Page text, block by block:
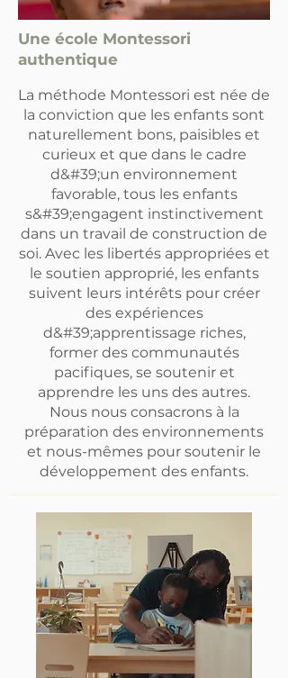
Une école Montessori
authentique
La méthode Montessori est née de
la conviction que les enfants sont
naturellement bons, paisibles et
curieux et que dans le cadre
d&#39;un environnement
favorable, tous les enfants
s&#39;engagent instinctivement
dans un travail de construction de
soi. Avec les libertés appropriées et
le soutien approprié, les enfants
suivent leurs intérêts pour créer
des expériences
d&#39;apprentissage riches,
former des communautés
pacifiques, se soutenir et
apprendre les uns des autres.
Nous nous consacrons à la
préparation des environnements
et nous-mêmes pour soutenir le
développement des enfants.